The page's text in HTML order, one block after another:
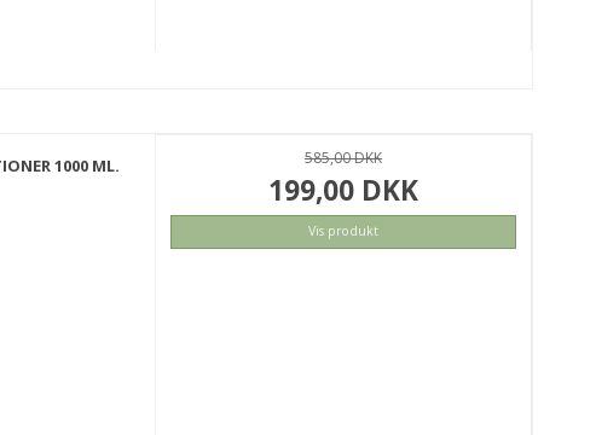
1000 ML. 585,00 DKK
199,00 DKK
Vis produkt